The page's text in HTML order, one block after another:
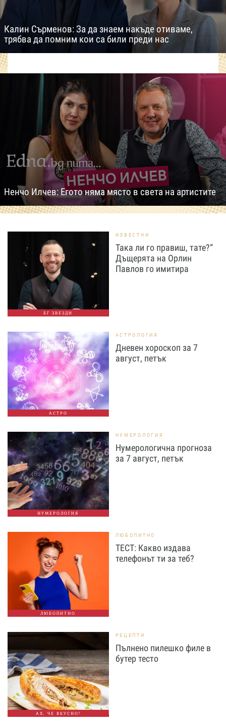
Калин Сърменов: За да знаем накъде отиваме,
трябва да помним кои са били преди нас
Ненчо Илчев: Егото няма място в света на артистите
БГ ЗВЕЗДИ
ИЗВЕСТНИ
Така ли го правиш, тате?“
Дъщерята на Орлин
Павлов го имитира
АСТРО
АСТРОЛОГИЯ
Дневен хороскоп за 7
август, петък
НУМЕРОЛОГИЯ
НУМЕРОЛОГИЯ
Нумерологична прогноза
за 7 август, петък
ЛЮБОПИТНО
ЛЮБОПИТНО
ТЕСТ: Какво издава
телефонът ти за теб?
АХ, ЧЕ ВКУСНО!
РЕЦЕПТИ
Пълнено пилешко филе в
бутер тесто